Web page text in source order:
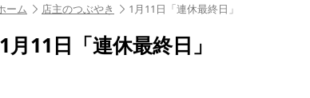
ーム 店主のつぶやき 1月11日「連休最終日」
1月11日「連休最終日」